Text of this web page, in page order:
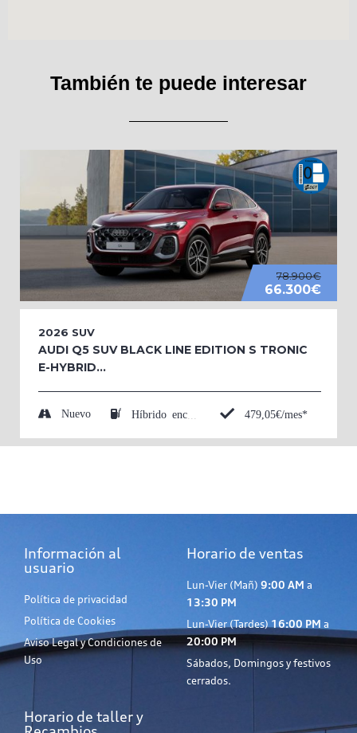
También te puede interesar
78.900€
66.300€
2026 SUV
AUDI Q5 SUV BLACK LINE EDITION S TRONIC
E-HYBRID...
Nuevo 479,05€/mes*
Información al
usuario
Política de privacidad
Política de Cookies
Aviso Legal y Condiciones de
Uso
Horario de ventas
Lun-Vier (Mañ) 9:00 AM a
13:30 PM
Lun-Vier (Tardes)16:00 PM a
20:00 PM
Sábados, Domingos y festivos
cerrados.
Horario de taller y